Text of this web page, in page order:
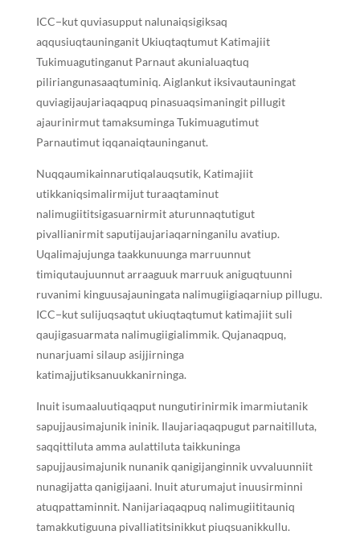
ICC−kut quviasupput nalunaiqsigiksaq
aqqusiuqtauninganit Ukiuqtaqtumut Katimajiit
Tukimuagutinganut Parnaut akunialuaqtuq
piliriangunasaaqtuminiq. Aiglankut iksivautauningat
quviagijaujariaqaqpuq pinasuaqsimaningit pillugit
ajaurinirmut tamaksuminga Tukimuagutimut
Parnautimut iqqanaiqtauninganut.
Nuqqaumikainnarutiqalauqsutik, Katimajiit
utikkaniqsimalirmijut turaaqtaminut
nalimugiititsigasuarnirmit aturunnaqtutigut
pivallianirmit saputijaujariaqarninganilu avatiup.
Uqalimajujunga taakkunuunga marruunnut
timiqutaujuunnut arraaguuk marruuk aniguqtuunni
ruvanimi kinguusajauningata nalimugiigiaqarniup pillugu.
ICC−kut sulijuqsaqtut ukiuqtaqtumut katimajiit suli
qaujigasuarmata nalimugiigialimmik. Qujanaqpuq,
nunarjuami silaup asijjirninga
katimajjutiksanuukkanirninga.
Inuit isumaaluutiqaqput nungutirinirmik imarmiutanik
sapujjausimajunik ininik. Ilaujariaqaqpugut parnaitilluta,
saqqittiluta amma aulattiluta taikkuninga
sapujjausimajunik nunanik qanigijanginnik uvvaluunniit
nunagijatta qanigijaani. Inuit aturumajut inuusirminni
atuqpattaminnit. Nanijariaqaqpuq nalimugiititauniq
tamakkutiguuna pivalliatitsinikkut piuqsuanikkullu.